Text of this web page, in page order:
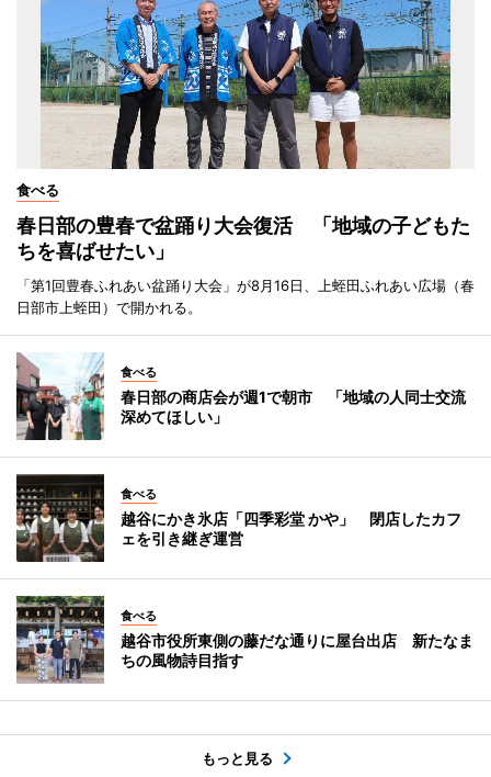
食べる
春日部の豊春で盆踊り大会復活 「地域の子どもた
ちを喜ばせたい」
「第1回豊春ふれあい盆踊り大会」が8月16日、上蛭田ふれあい広場（春
日部市上蛭田）で開かれる。
食べる
春日部の商店会が週1で朝市 「地域の人同士交流
深めてほしい」
食べる
越谷にかき氷店「四季彩堂 かや」 閉店したカフ
ェを引き継ぎ運営
食べる
越谷市役所東側の藤だな通りに屋台出店 新たなま
ちの風物詩目指す
もっと見る